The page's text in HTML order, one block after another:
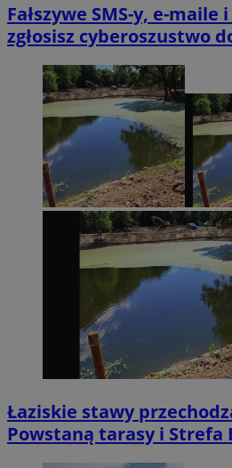
Fałszywe SMS-y, e-maile
zgłosisz cyberoszustwo
Łaziskie stawy
Powstaną tarasy i Strefa